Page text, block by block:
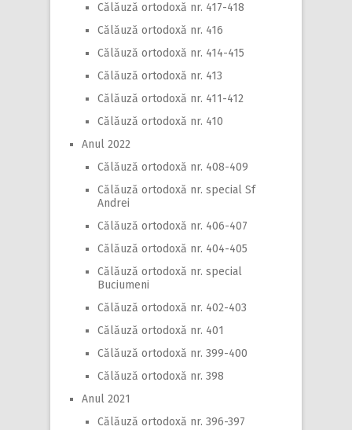
Călăuză ortodoxă nr. 417-418
Călăuză ortodoxă nr. 416
Călăuză ortodoxă nr. 414-415
Călăuză ortodoxă nr. 413
Călăuză ortodoxă nr. 411-412
Călăuză ortodoxă nr. 410
Anul 2022
Călăuză ortodoxă nr. 408-409
Călăuză ortodoxă nr. special Sf
Andrei
Călăuză ortodoxă nr. 406-407
Călăuză ortodoxă nr. 404-405
Călăuză ortodoxă nr. special
Buciumeni
Călăuză ortodoxă nr. 402-403
Călăuză ortodoxă nr. 401
Călăuză ortodoxă nr. 399-400
Călăuză ortodoxă nr. 398
Anul 2021
Călăuză ortodoxă nr. 396-397